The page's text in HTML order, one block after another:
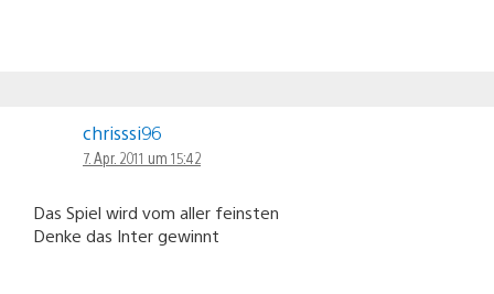
chrisssi96
7. Apr. 2011 um 15:42
Das Spiel wird vom aller feinsten
Denke das Inter gewinnt